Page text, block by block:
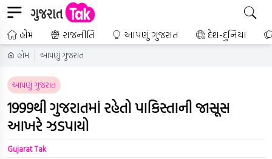
હોમ રાજનીતિ આપણું ગુજરાત દેશ-દુનિયા
હોમ આપણું ગુજરાત
આપણું ગુજરાત
1999થી ગુજરાતમાં રહેતો પાકિસ્તાની જાસૂસ
આખરે ઝડપાયો
Gujarat Tak